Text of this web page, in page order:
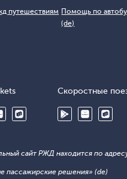
путешествиям Помощь по
(de)
Скоростные
сайт РЖД находится по
решения» (de)